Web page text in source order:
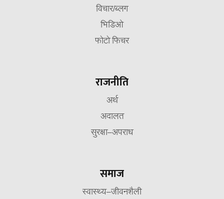
विचार/ब्लग
भिडिओ
फोटो फिचर
राजनीति
अर्थ
अदालत
सुरक्षा–अपराध
समाज
स्वास्थ्य–जीवनशैली